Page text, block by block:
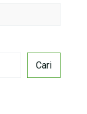
Cari